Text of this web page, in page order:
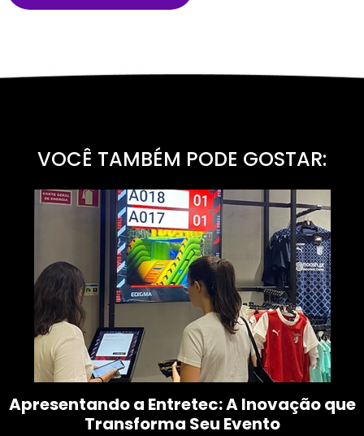
VOCÊ TAMBÉM PODE GOSTAR:
Apresentando a Entretec: A Inovação que
Transforma Seu Evento